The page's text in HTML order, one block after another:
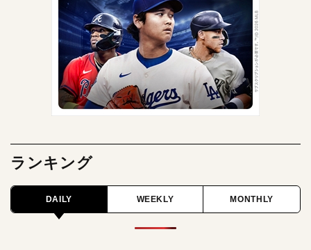
ランキング
DAILY WEEKLY MONTHLY